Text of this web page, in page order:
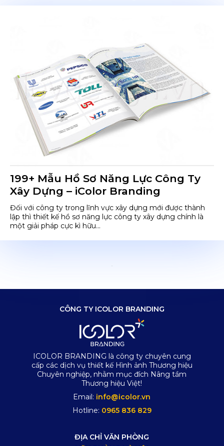
199+ Mẫu Hồ Sơ Năng Lực Công Ty
Xây Dựng – iColor Branding
Đối với công ty trong lĩnh vực xây dựng mới được thành
lập thì thiết kế hồ sơ năng lực công ty xây dựng chính là
một giải pháp cực kì hữu...
CÔNG TY ICOLOR BRANDING
ICOLOR BRANDING là công ty chuyên cung
cấp các dịch vụ thiết kế Hình ảnh Thương hiệu
Chuyên nghiệp, nhằm mục đích Nâng tầm
Thương hiệu Việt!
Email: info@icolor.vn
Hotline: 0965 836 829
ĐỊA CHỈ VĂN PHÒNG